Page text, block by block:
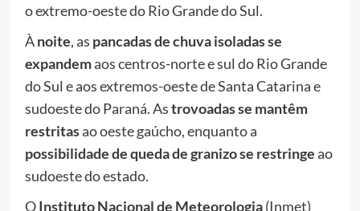
o extremo-oeste do Rio Grande do Sul.
Ànoite, as pancadas de chuva isoladas se
expandemaos centros-norte e sul do Rio Grande
do Sul e aos extremos-oeste de Santa Catarina e
sudoeste do Paraná. Astrovoadas se mantêm
restritasao oeste gaúcho, enquanto a
possibilidade de queda de granizo se restringeao
sudoeste do estado.
OInstituto Nacional de Meteorologia(Inmet)